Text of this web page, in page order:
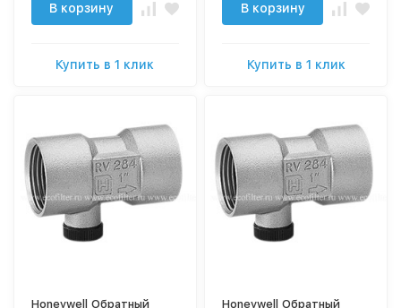
В корзину
Купить в 1 клик
В корзину
Купить в 1 клик
Honeywell Обратный Honeywell Обратный